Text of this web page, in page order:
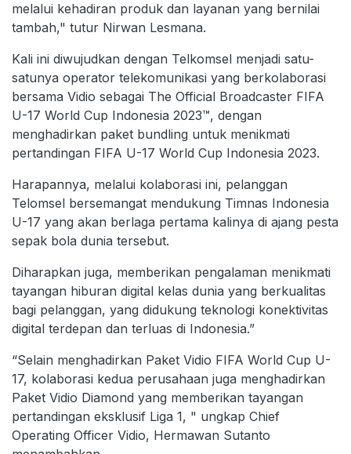
melalui kehadiran produk dan layanan yang bernilai
tambah," tutur Nirwan Lesmana.
Kali ini diwujudkan dengan Telkomsel menjadi satu-
satunya operator telekomunikasi yang berkolaborasi
bersama Vidio sebagai The Official Broadcaster FIFA
U-17 World Cup Indonesia 2023™, dengan
menghadirkan paket bundling untuk menikmati
pertandingan FIFA U-17 World Cup Indonesia 2023.
Harapannya, melalui kolaborasi ini, pelanggan
Telomsel bersemangat mendukung Timnas Indonesia
U-17 yang akan berlaga pertama kalinya di ajang pesta
sepak bola dunia tersebut.
Diharapkan juga, memberikan pengalaman menikmati
tayangan hiburan digital kelas dunia yang berkualitas
bagi pelanggan, yang didukung teknologi konektivitas
digital terdepan dan terluas di Indonesia.”
“Selain menghadirkan Paket Vidio FIFA World Cup U-
17, kolaborasi kedua perusahaan juga menghadirkan
Paket Vidio Diamond yang memberikan tayangan
pertandingan eksklusif Liga 1, " ungkap Chief
Operating Officer Vidio, Hermawan Sutanto